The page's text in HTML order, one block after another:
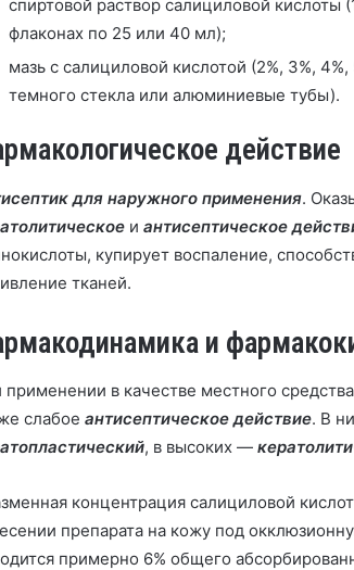
спиртовой раствор салициловой кислоты
флаконах по 25 или 40 мл);
мазь с салициловой кислотой (2%, 3%,
темного стекла или алюминиевые тубы).
действие
для наружного применения.
и антисептическое
купирует воспаление,
тканей.
и
применении в качестве местного
слабое антисептическое действие. В
, в высоких —
концентрация салициловой
препарата на кожу под
примерно 6% общего